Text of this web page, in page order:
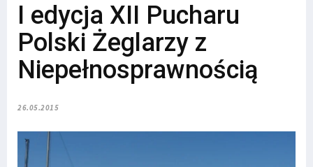
I edycja XII Pucharu
Polski Żeglarzy z
Niepełnosprawnością
26.05.2015